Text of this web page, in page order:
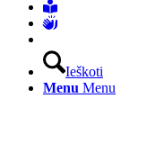
Ieškoti
Menu Menu